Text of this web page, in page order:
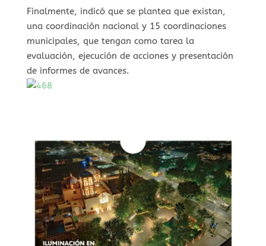
Finalmente, indicó que se plantea que existan,
una coordinación nacional y 15 coordinaciones
municipales, que tengan como tarea la
evaluación, ejecución de acciones y presentación
de informes de avances.